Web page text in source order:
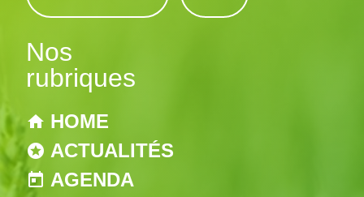
Nos
rubriques
HOME
ACTUALITÉS
AGENDA